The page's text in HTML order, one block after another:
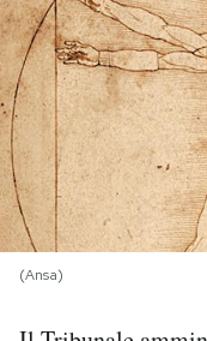
Sport
PODCAST
NEWSLETTER
I MIEI PREFERITI
(Ansa)